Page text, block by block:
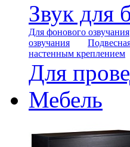
Звук для
Для фонового озвучания
озвучания
настенным креплением
Для
Мебель